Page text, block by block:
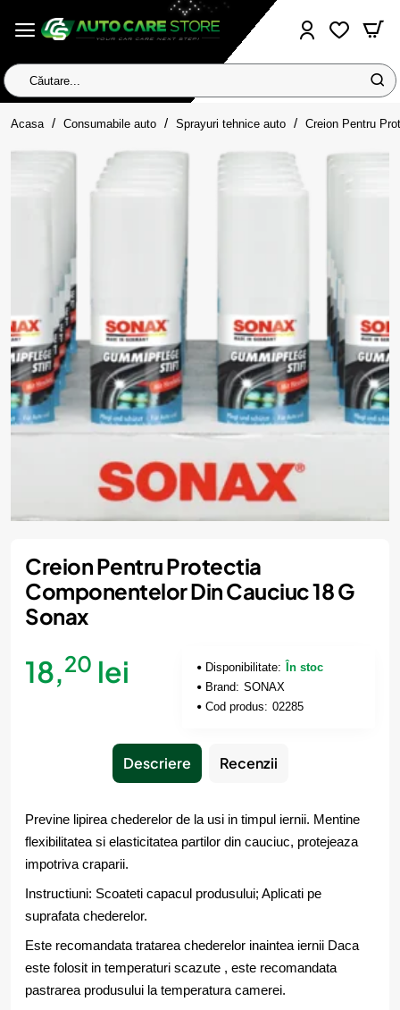
Căutare...
Acasa homeConsumabile auto Sprayuri tehnice auto Creion Pentru
Creion Pentru Protectia
Componentelor Din Cauciuc 18 G
Sonax
18,20 lei Disponibilitate:
În stoc
Brand: SONAX
Cod produs: 02285
Descriere Recenzii
Previne lipirea chederelor de la usi in timpul iernii. Mentine
flexibilitatea si elasticitatea partilor din cauciuc, protejeaza
impotriva craparii.
Instructiuni: Scoateti capacul produsului; Aplicati pe
suprafata chederelor.
Este recomandata tratarea chederelor inaintea iernii Daca
este folosit in temperaturi scazute , este recomandata
pastrarea produsului la temperatura camerei.